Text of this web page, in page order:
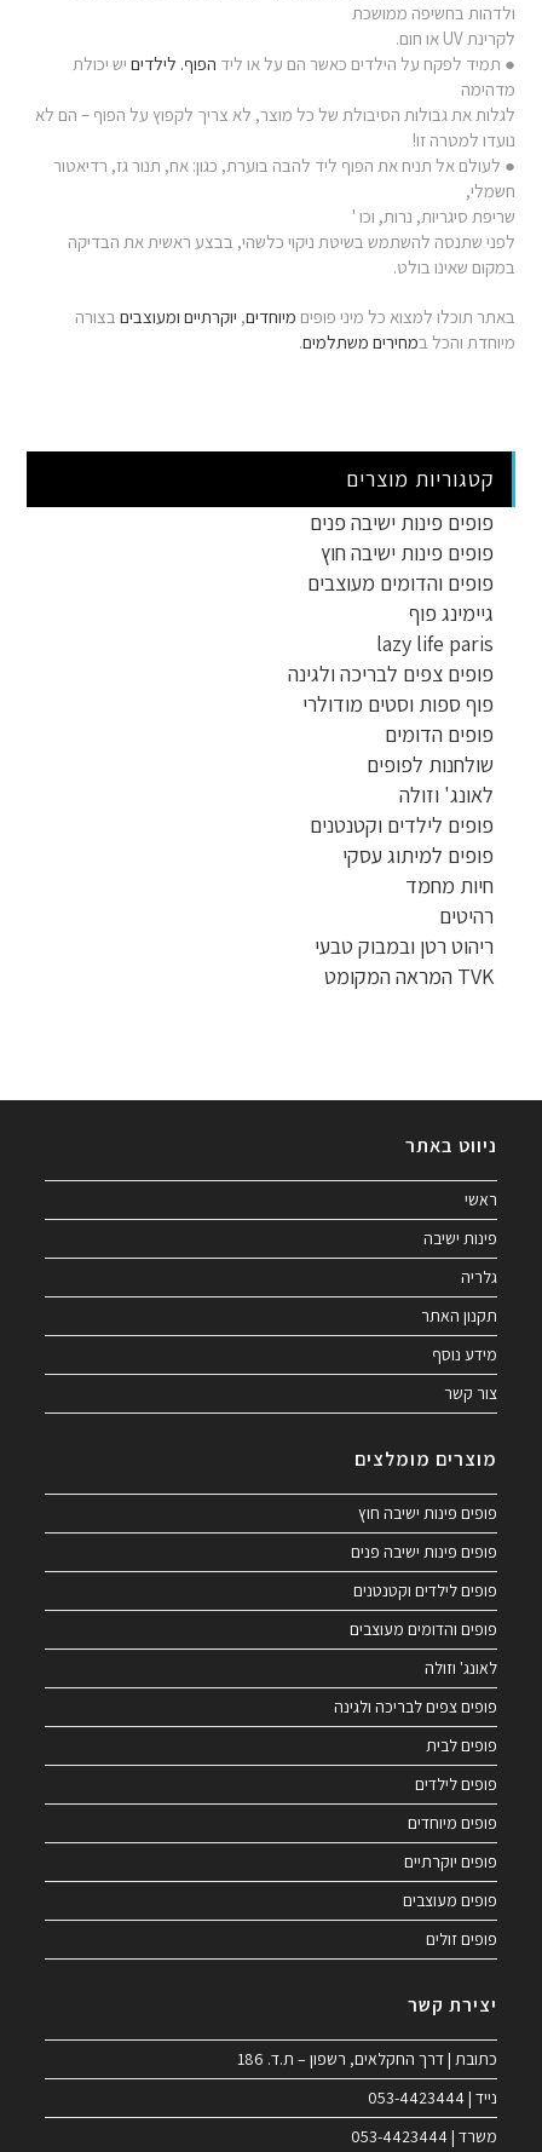
ולדהות בחשיפה ממושכת
לקרינת UV או חום.
● תמיד לפקח על הילדים כאשר הם על או ליד הפוף. לילדים יש יכולת
מדהימה
לגלות את גבולות הסיבולת של כל מוצר, לא צריך לקפוץ על הפוף – הם לא
נועדו למטרה זו!
● לעולם אל תניח את הפוף ליד להבה בוערת, כגון: אח, תנור גז, רדיאטור
חשמלי,
שריפת סיגריות, נרות, וכו '
לפני שתנסה להשתמש בשיטת ניקוי כלשהי, בבצע ראשית את הבדיקה
במקום שאינו בולט.
באתר תוכלו למצוא כל מיני פופים מיוחדים, יוקרתיים ומעוצבים בצורה
מיוחדת והכל במחירים משתלמים.
קטגוריות מוצרים
פופים פינות ישיבה פנים
פופים פינות ישיבה חוץ
פופים והדומים מעוצבים
גיימינג פוף
lazy life paris
פופים צפים לבריכה ולגינה
פוף ספות וסטים מודולרי
פופים הדומים
שולחנות לפופים
לאונג' וזולה
פופים לילדים וקטנטנים
פופים למיתוג עסקי
חיות מחמד
רהיטים
ריהוט רטן ובמבוק טבעי
TVK המראה המקומט
ניווט באתר
ראשי
פינות ישיבה
גלריה
תקנון האתר
מידע נוסף
צור קשר
מוצרים מומלצים
פופים פינות ישיבה חוץ
פופים פינות ישיבה פנים
פופים לילדים וקטנטנים
פופים והדומים מעוצבים
לאונג' וזולה
פופים צפים לבריכה ולגינה
פופים לבית
פופים לילדים
פופים מיוחדים
פופים יוקרתיים
פופים מעוצבים
פופים זולים
יצירת קשר
כתובת | דרך החקלאים, רשפון – ת.ד. 186
נייד | 053-4423444
משרד | 053-4423444